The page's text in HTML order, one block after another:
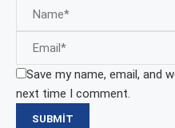
Save my name, email, and
next time I comment.